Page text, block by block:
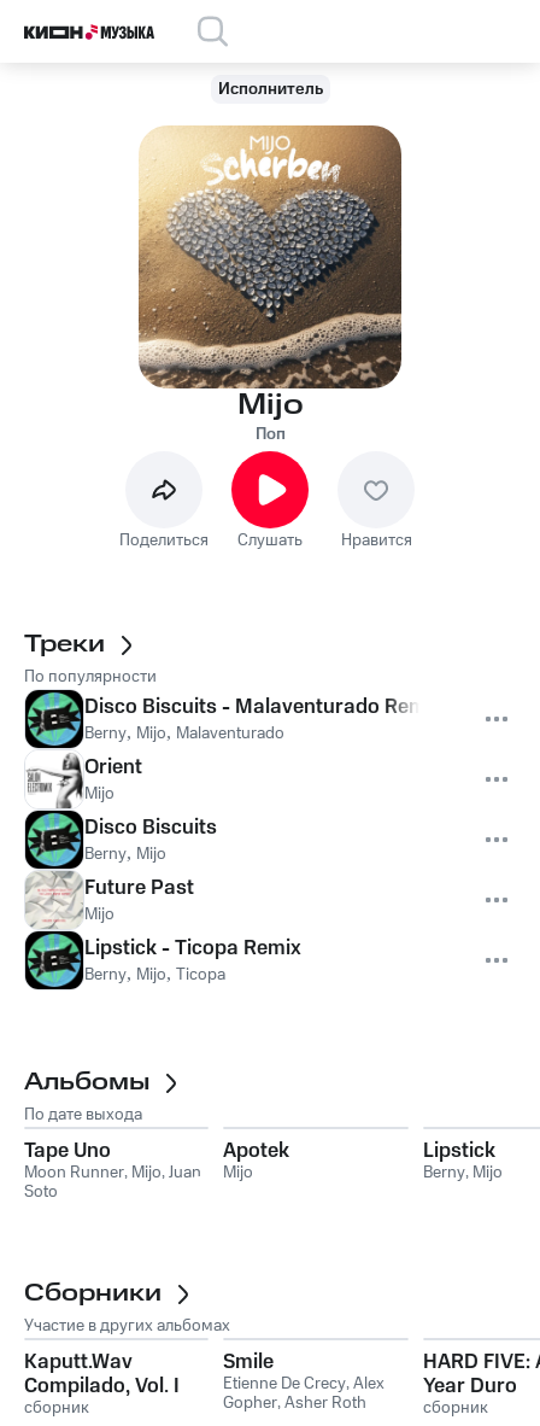
Исполнитель
Mijo
Поп
Поделиться Слушать Нравится
Треки
По популярности
Disco Biscuits - Malaventurado Remix
Berny, Mijo, Malaventurado
Orient
Mijo
Disco Biscuits
Berny, Mijo
Future Past
Mijo
Lipstick - Ticopa Remix
Berny, Mijo, Ticopa
Альбомы
По дате выхода
Tape Uno
Moon Runner, Mijo,Juan
Soto
Apotek
Mijo
Lipstick
Berny, Mijo
Сборники
Участие в других альбомах
Kaputt.Wav
Compilado, Vol. I
сборник
Smile
Etienne De Crecy,Alex
Gopher,Asher Roth
HARD FIVE:
Year Duro
сборник